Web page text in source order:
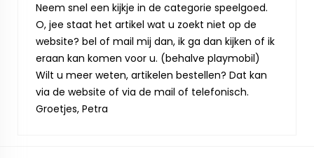
Neem snel een kijkje in de categorie speelgoed.
O, jee staat het artikel wat u zoekt niet op de
website? bel of mail mij dan, ik ga dan kijken of ik
eraan kan komen voor u. (behalve playmobil)
Wilt u meer weten, artikelen bestellen? Dat kan
via de website of via de mail of telefonisch.
Groetjes, Petra